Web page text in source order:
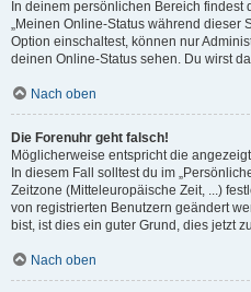
In deinem persönlichen Bereich
„Meinen Online-Status während dieser
Option einschaltest, können nur
deinen Online-Status sehen. Du wirst
Nach oben
Die Forenuhr geht falsch!
Möglicherweise entspricht die
In diesem Fall solltest du im
Zeitzone (Mitteleuropäische Zeit, ...)
von registrierten Benutzern geändert
bist, ist dies ein guter Grund, dies jetzt
Nach oben